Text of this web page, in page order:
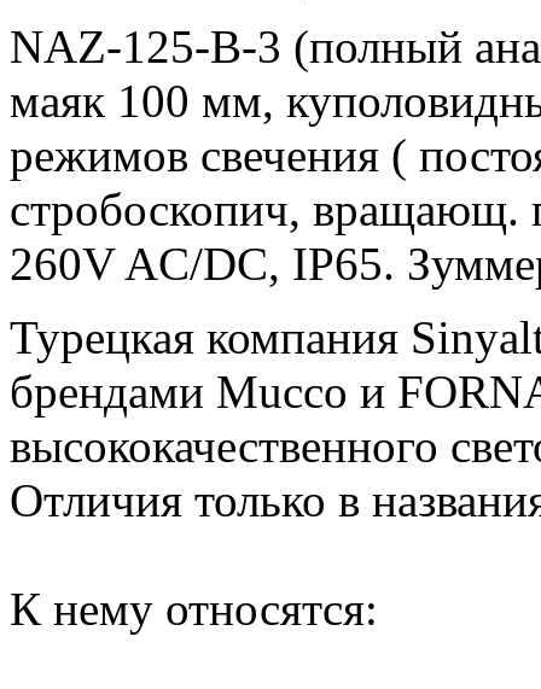
NAZ-125-B-3 (полный
маяк 100 мм,
режимов свечения (
стробоскопич, вращающ.
260V AC/DC, IP65.
Турецкая компания
брендами Mucco и
высококачественного
Отличия только в
К нему относятся: